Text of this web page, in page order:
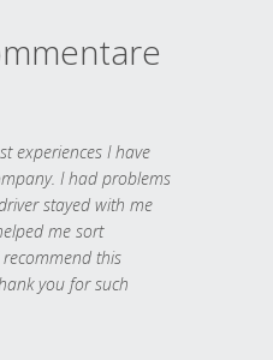
experiences I have
I had problems
stayed with me
me sort
this
you for such